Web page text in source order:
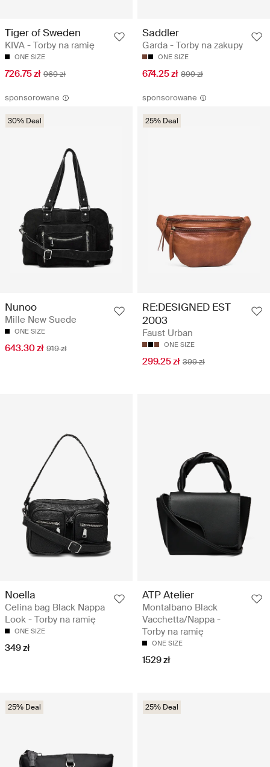
Tiger of Sweden
KIVA - Torby na ramię
ONE SIZE
726.75 zł 969 zł
Saddler
Garda - Torby na zakupy
ONE SIZE
674.25 zł 899 zł
sponsorowane
30% Deal
Nunoo
Mille New Suede
ONE SIZE
643.30 zł 919 zł
sponsorowane
25% Deal
RE:DESIGNED EST
2003
Faust Urban
ONE SIZE
299.25 zł 399 zł
Noella
Celina bag Black Nappa
Look - Torby na ramię
ONE SIZE
349 zł
ATP Atelier
Montalbano Black
Vacchetta/Nappa -
Torby na ramię
ONE SIZE
1529 zł
25% Deal 25% Deal